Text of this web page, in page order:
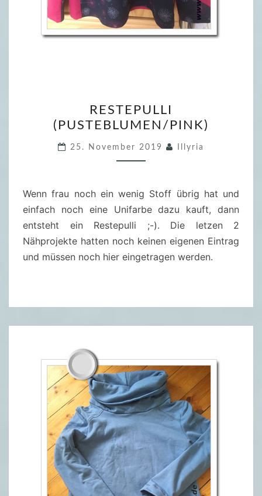
E
S
T
E
U
L
L
I
(
L
U
M
E
N
I
N
RESTEPULLI
(PUSTEBLUMEN/PINK)
25. November 2019 Illyria
Wenn frau noch ein wenig Stoff übrig hat und
einfach noch eine Unifarbe dazu kauft, dann
entsteht ein Restepulli ;-). Die letzen 2
Nähprojekte hatten noch keinen eigenen Eintrag
und müssen noch hier eingetragen werden.